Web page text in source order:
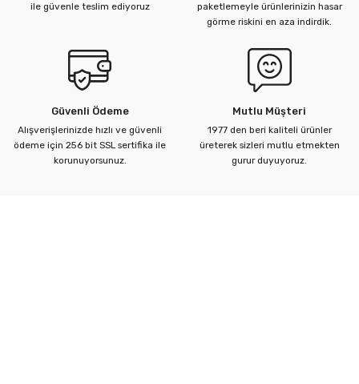
ile güvenle teslim ediyoruz
paketlemeyle ürünlerinizin hasar
görme riskini en aza indirdik.
Güvenli Ödeme
Alışverişlerinizde hızlı ve güvenli
ödeme için 256 bit SSL sertifika ile
korunuyorsunuz.
Mutlu Müşteri
1977 den beri kaliteli ürünler
üreterek sizleri mutlu etmekten
gurur duyuyoruz.